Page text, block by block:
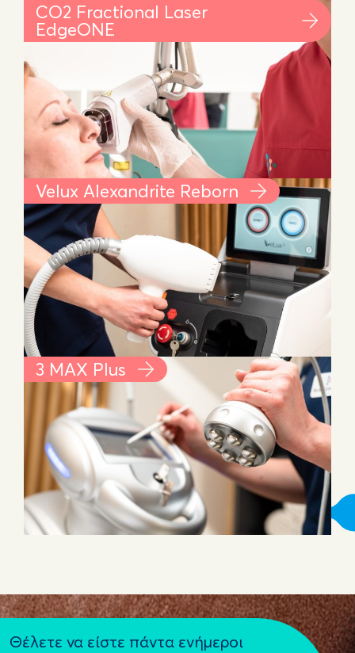
CO2 Fractional Laser
EdgeONE
Velux Alexandrite Reborn
3 MAX Plus
Θέλετε να είστε πάντα ενήμεροι